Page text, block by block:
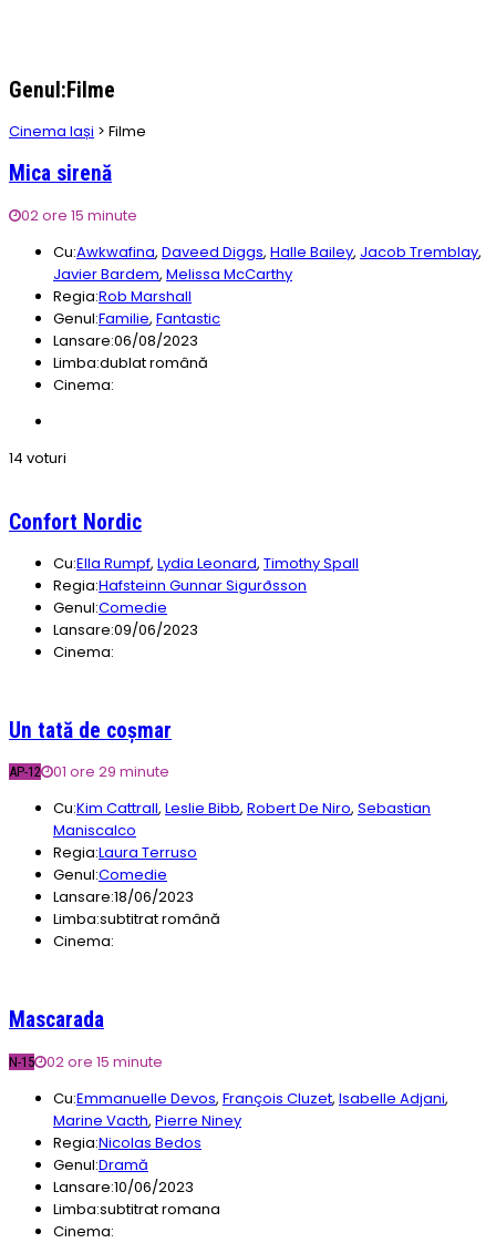
Genul:Filme
Cinema Iași > Filme
Mica sirenă
02 ore 15 minute
Cu:Awkwafina, Daveed Diggs, Halle Bailey, Jacob Tremblay,
Javier Bardem, Melissa McCarthy
Regia:Rob Marshall
Genul:Familie, Fantastic
Lansare:06/08/2023
Limba:dublat română
Cinema:
14 voturi
Confort Nordic
Cu:Ella Rumpf, Lydia Leonard, Timothy Spall
Regia:Hafsteinn Gunnar Sigurðsson
Genul:Comedie
Lansare:09/06/2023
Cinema:
Un tată de coșmar
AP-12
01 ore 29 minute
Cu:Kim Cattrall, Leslie Bibb, Robert De Niro, Sebastian
Maniscalco
Regia:Laura Terruso
Genul:Comedie
Lansare:18/06/2023
Limba:subtitrat română
Cinema:
Mascarada
N-15
02 ore 15 minute
Cu:Emmanuelle Devos, François Cluzet, Isabelle Adjani,
Marine Vacth, Pierre Niney
Regia:Nicolas Bedos
Genul:Dramă
Lansare:10/06/2023
Limba:subtitrat romana
Cinema: